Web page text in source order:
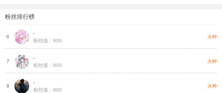
粉丝排行榜
6
-
粉丝值：900
火种
7
-
粉丝值：900
火种
8
-
粉丝值：900
火种